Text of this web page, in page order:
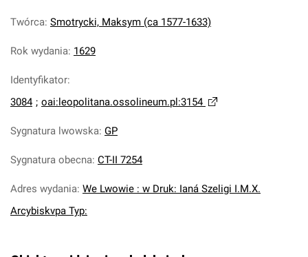
Twórca: Smotrycki, Maksym (ca 1577-1633)
Rok wydania: 1629
Identyfikator:
3084 ; oai:leopolitana.ossolineum.pl:3154
Sygnatura lwowska: GP
Sygnatura obecna: CT-II 7254
Adres wydania: We Lwowie : w Druk: Ianá Szeligi I.M.X.
Arcybiskvpa Typ: